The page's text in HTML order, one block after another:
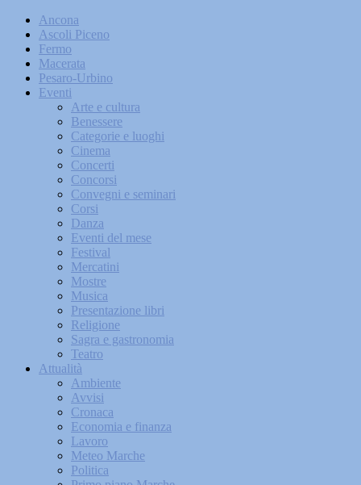
Ancona
Ascoli Piceno
Fermo
Macerata
Pesaro-Urbino
Eventi
Arte e cultura
Benessere
Categorie e luoghi
Cinema
Concerti
Concorsi
Convegni e seminari
Corsi
Danza
Eventi del mese
Festival
Mercatini
Mostre
Musica
Presentazione libri
Religione
Sagra e gastronomia
Teatro
Attualità
Ambiente
Avvisi
Cronaca
Economia e finanza
Lavoro
Meteo Marche
Politica